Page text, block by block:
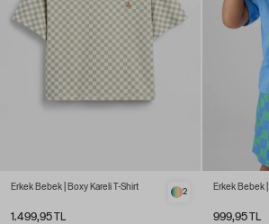
Erkek Bebek | Boxy Kareli T-Shirt
1.499,95 TL
2
999,95 TL